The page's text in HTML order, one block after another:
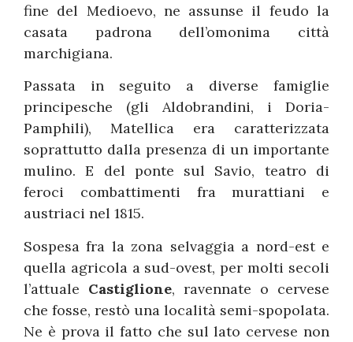
fine del Medioevo, ne assunse il feudo la
casata padrona dell’omonima città
marchigiana.
Passata in seguito a diverse famiglie
principesche (gli Aldobrandini, i Doria-
Pamphili), Matellica era caratterizzata
soprattutto dalla presenza di un importante
mulino. E del ponte sul Savio, teatro di
feroci combattimenti fra murattiani e
austriaci nel 1815.
Sospesa fra la zona selvaggia a nord-est e
quella agricola a sud-ovest, per molti secoli
l’attuale Castiglione, ravennate o cervese
che fosse, restò una località semi-spopolata.
Ne è prova il fatto che sul lato cervese non